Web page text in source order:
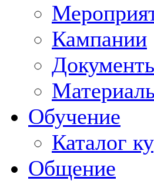
Кампании
Обучение
Каталог
Общение